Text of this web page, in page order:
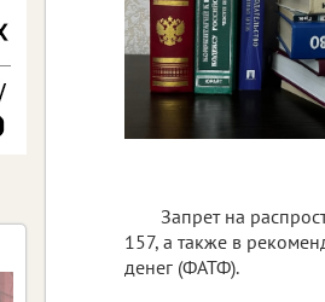
Запрет на
157, а также в
денег (ФАТФ).